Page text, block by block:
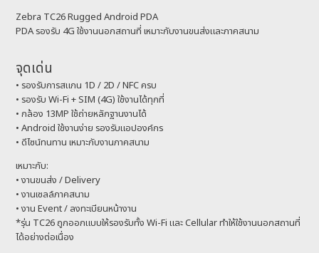
Zebra TC26 Rugged Android PDA
PDA รองรับ 4G ใช้งานนอกสถานที่ เหมาะกับงานขนส่งและภาคสนาม
จุดเด่น
• รองรับการสแกน 1D / 2D / NFC ครบ
• รองรับ Wi-Fi + SIM (4G) ใช้งานได้ทุกที่
• กล้อง 13MP ใช้ถ่ายหลักฐานงานได้
• Android ใช้งานง่าย รองรับแอปองค์กร
• ดีไซน์ทนทาน เหมาะกับงานภาคสนาม
เหมาะกับ:
• งานขนส่ง / Delivery
• งานเซลล์ภาคสนาม
• งาน Event / ลงทะเบียนหน้างาน
*รุ่น TC26 ถูกออกแบบให้รองรับทั้ง Wi-Fi และ Cellular ทำให้ใช้งานนอกสถานที่
ได้อย่างต่อเนื่อง